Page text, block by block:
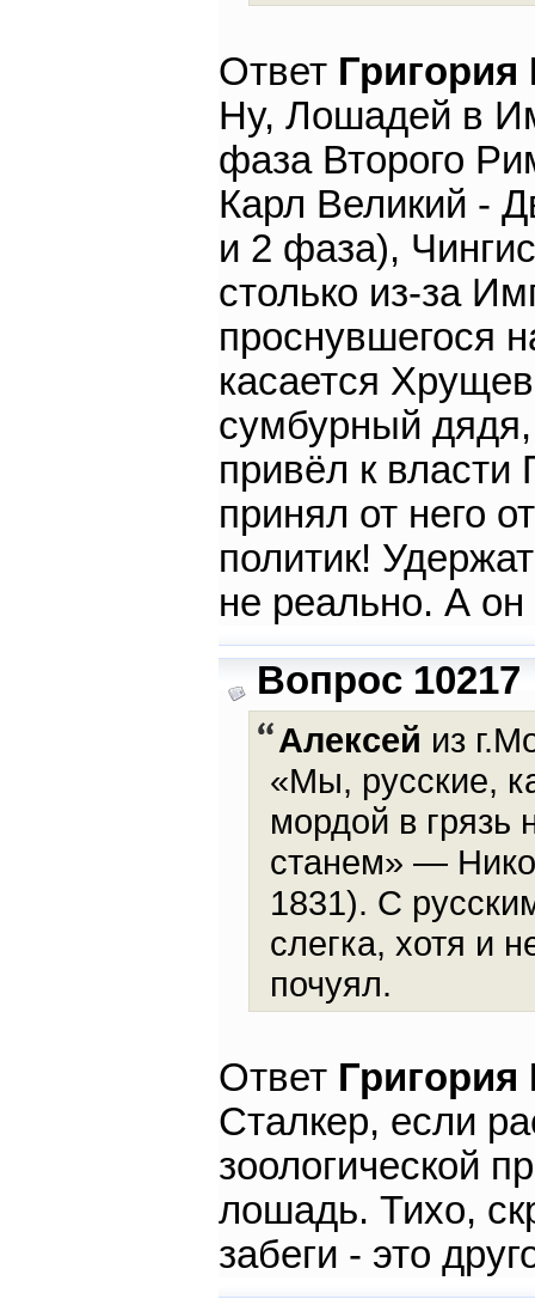
Ответ
Ну, Лошадей в
фаза Второго
Карл Великий -
и 2 фаза),
столько из-за
проснувшегося
касается
сумбурный
привёл к
принял от него
политик!
не реально. А он
Вопрос 10217
Алексей из
«Мы, русские,
мордой в грязь
станем» —
1831). С
слегка, хотя и
почуял.
Ответ
Сталкер, если
зоологической
лошадь. Тихо,
забеги - это